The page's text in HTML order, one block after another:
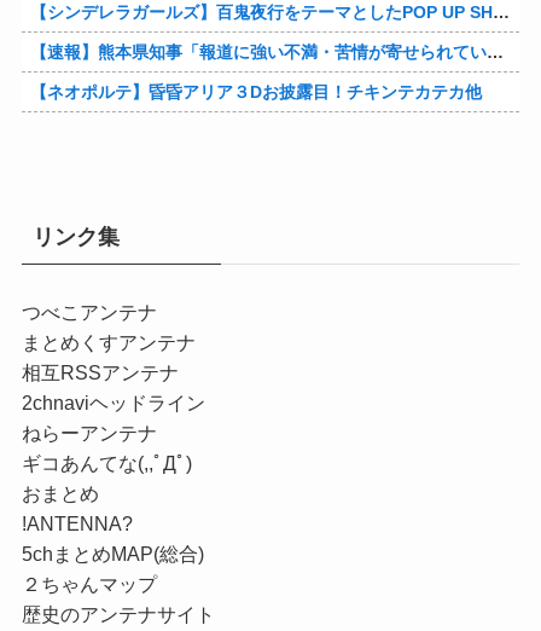
【シンデレラガールズ】百鬼夜行をテーマとしたPOP UP SHOPが東京・大阪にて開催
【速報】熊本県知事「報道に強い不満・苦情が寄せられている」→TBSの報道特集がまさにそれな件他
【ネオポルテ】昏昏アリア３Dお披露目！チキンテカテカ他
リンク集
つべこアンテナ
まとめくすアンテナ
相互RSSアンテナ
2chnaviヘッドライン
ねらーアンテナ
ギコあんてな(,,ﾟДﾟ)
おまとめ
!ANTENNA?
5chまとめMAP(総合)
２ちゃんマップ
歴史のアンテナサイト